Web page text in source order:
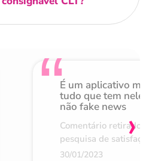
É um aplicativo
tudo que tem nele
não fake news
Comentário retirado
pesquisa de
30/01/2023
›